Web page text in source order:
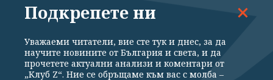
СПОРТ КУЛТУРА ТЕХНОЛОГИИ КАЛЕЙДОСКОП
Подкрепете ни
Уважаеми читатели, вие сте тук и днес, за да
научите новините от България и света, и да
прочетете актуални анализи и коментари от
„Клуб Z“. Ние се обръщаме към вас с молба –